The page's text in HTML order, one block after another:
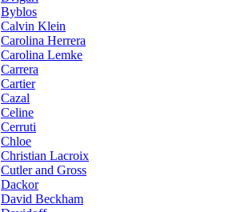
Byblos
Calvin Klein
Carolina Herrera
Carolina Lemke
Carrera
Cartier
Cazal
Celine
Cerruti
Chloe
Christian Lacroix
Cutler and Gross
Dackor
David Beckham